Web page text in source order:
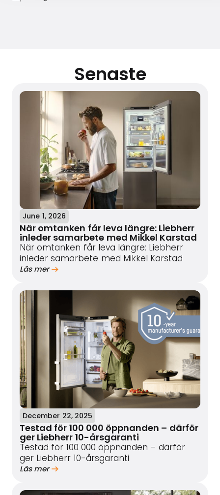
Senaste
June 1, 2026
När omtanken får leva längre: Liebherr
inleder samarbete med Mikkel Karstad
När omtanken får leva längre: Liebherr
inleder samarbete med Mikkel Karstad
Läs mer
December 22, 2025
Testad för 100 000 öppnanden – därför
ger Liebherr 10-årsgaranti
Testad för 100 000 öppnanden – därför
ger Liebherr 10-årsgaranti
Läs mer